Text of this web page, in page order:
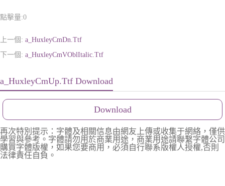
點擊量:0
上一個: a_HuxleyCmDn.Ttf
下一個: a_HuxleyCmVOblItalic.Ttf
a_HuxleyCmUp.Ttf Download
Download
再次特別提示：字體及相關信息由網友上傳或收集于網絡，僅供
學習與參考。字體請勿用於商業用途，商業用途請聯繫字體公司
購買字體版權，如果您要商用，必須自行聯系版權人授權,否則
法律責任自負。